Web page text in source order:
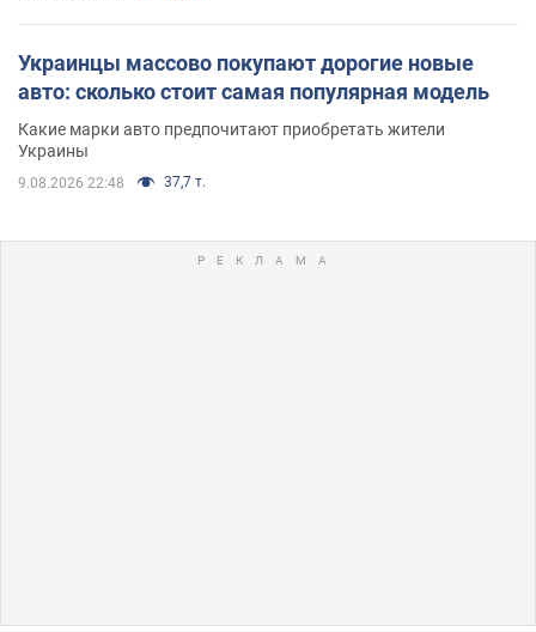
Украинцы массово покупают дорогие новые
авто: сколько стоит самая популярная модель
Какие марки авто предпочитают приобретать жители
Украины
9.08.2026 22:48 37,7 т.